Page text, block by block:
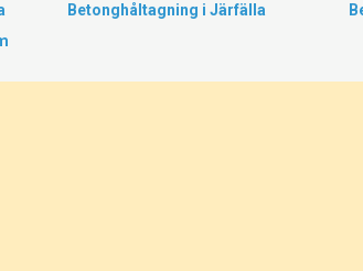
Betonghåltagning i Järfälla